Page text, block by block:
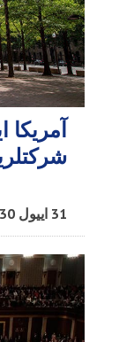
آمریکا
31 اییول 09:30